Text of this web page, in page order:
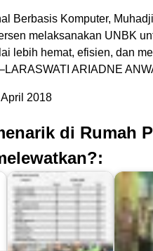
Berbasis Komputer,
melaksanakan UNBK
lebih hemat, efisien, dan
ARIADNE
2018
di Rumah